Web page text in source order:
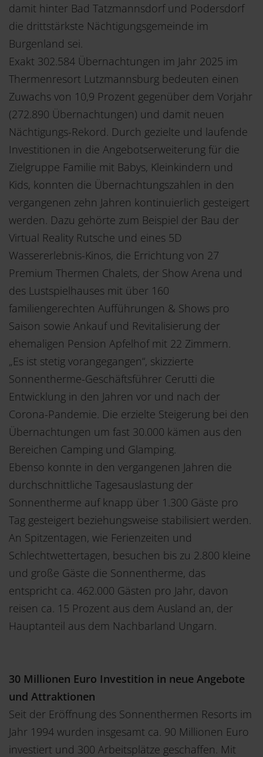
damit hinter Bad Tatzmannsdorf und Podersdorf
die drittstärkste Nächtigungsgemeinde im
Burgenland sei.
Exakt 302.584 Übernachtungen im Jahr 2025 im
Thermenresort Lutzmannsburg bedeuten einen
Zuwachs von 10,9 Prozent gegenüber dem Vorjahr
(272.890 Übernachtungen) und damit neuen
Nächtigungs-Rekord. Durch gezielte und laufende
Investitionen in die Angebotserweiterung für die
Zielgruppe Familie mit Babys, Kleinkindern und
Kids, konnten die Übernachtungszahlen in den
vergangenen zehn Jahren kontinuierlich gesteigert
werden. Dazu gehörte zum Beispiel der Bau der
Virtual Reality Rutsche und eines 5D
Wassererlebnis-Kinos, die Errichtung von 27
Premium Thermen Chalets, der Show Arena und
des Lustspielhauses mit über 160
familiengerechten Aufführungen & Shows pro
Saison sowie Ankauf und Revitalisierung der
ehemaligen Pension Apfelhof mit 22 Zimmern.
„Es ist stetig vorangegangen“, skizzierte
Sonnentherme-Geschäftsführer Cerutti die
Entwicklung in den Jahren vor und nach der
Corona-Pandemie. Die erzielte Steigerung bei den
Übernachtungen um fast 30.000 kämen aus den
Bereichen Camping und Glamping.
Ebenso konnte in den vergangenen Jahren die
durchschnittliche Tagesauslastung der
Sonnentherme auf knapp über 1.300 Gäste pro
Tag gesteigert beziehungsweise stabilisiert werden.
An Spitzentagen, wie Ferienzeiten und
Schlechtwettertagen, besuchen bis zu 2.800 kleine
und große Gäste die Sonnentherme, das
entspricht ca. 462.000 Gästen pro Jahr, davon
reisen ca. 15 Prozent aus dem Ausland an, der
Hauptanteil aus dem Nachbarland Ungarn.
30 Millionen Euro Investition in neue Angebote
und Attraktionen
Seit der Eröffnung des Sonnenthermen Resorts im
Jahr 1994 wurden insgesamt ca. 90 Millionen Euro
investiert und 300 Arbeitsplätze geschaffen. Mit